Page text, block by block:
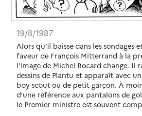
19/8/1987
Alors qu’il baisse dans les sondages
faveur de François Mitterrand à la
l’image de Michel Rocard change. Il
dessins de Plantu et apparaît avec
boy-scout ou de petit garçon. À
d’une référence aux pantalons de
le Premier ministre est souvent